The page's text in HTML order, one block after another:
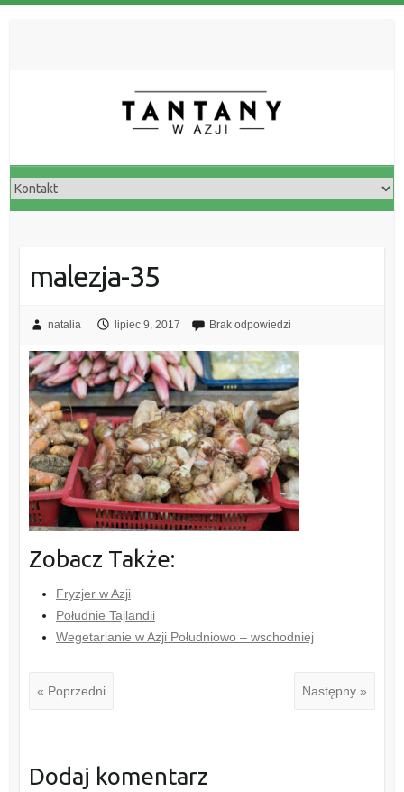
malezja-35
natalia lipiec 9, 2017 Brak odpowiedzi
Zobacz Także:
Fryzjer w Azji
Południe Tajlandii
Wegetarianie w Azji Południowo – wschodniej
« Poprzedni Następny »
Dodaj komentarz